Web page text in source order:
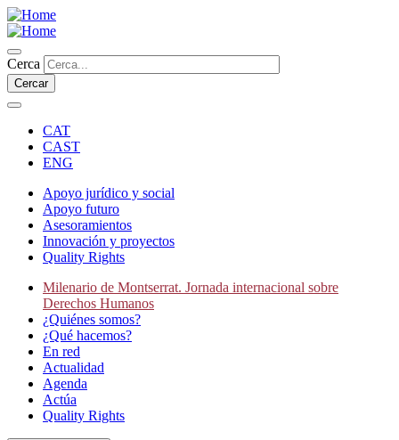
Skip
to
main
content
Cercar
Cerca
CAT
CAST
ENG
Secondary
navigation
Apoyo jurídico y social
Apoyo futuro
Asesoramientos
Innovación y proyectos
Quality Rights
Main
navigation
Milenario de Montserrat. Jornada internacional sobre
Derechos Humanos
¿Quiénes somos?
¿Qué hacemos?
En red
Actualidad
Agenda
Actúa
Quality Rights